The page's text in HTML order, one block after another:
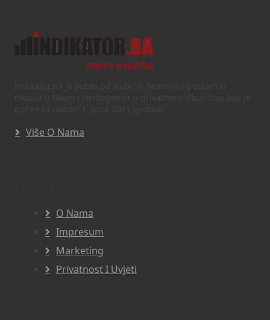
Više O Nama
O Nama
Impresum
Marketing
Privatnost I Uvjeti